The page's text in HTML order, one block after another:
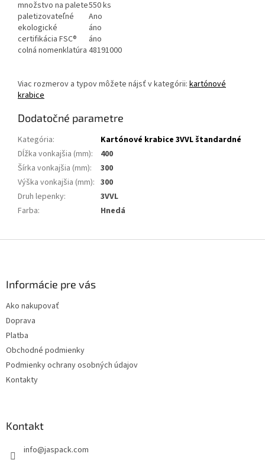
množstvo na palete550 ks
paletizovateľné
Ano
ekologické
áno
certifikácia FSC®
áno
colná nomenklatúra 48191000
Viac rozmerov a typov môžete nájsť v kategórii: kartónové
krabice
Dodatočné parametre
Kategória:
Kartónové krabice 3VVL štandardné
Dĺžka vonkajšia (mm):
400
Šírka vonkajšia (mm):
300
Výška vonkajšia (mm): 300
Druh lepenky:
3VVL
Farba: Hnedá
Informácie pre vás
Ako nakupovať
Doprava
Platba
Obchodné podmienky
Podmienky ochrany osobných údajov
Kontakty
Kontakt
info@jaspack.com